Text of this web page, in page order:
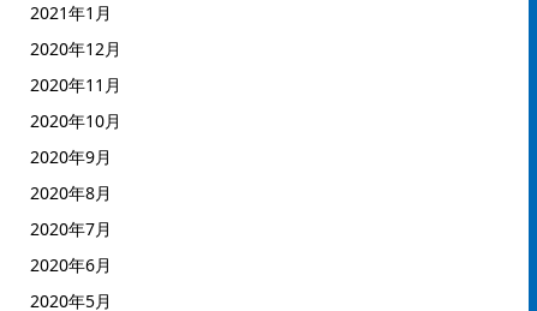
2021年1月
2020年12月
2020年11月
2020年10月
2020年9月
2020年8月
2020年7月
2020年6月
2020年5月